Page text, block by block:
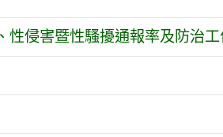
侵害暨性騷擾通報率及防治工